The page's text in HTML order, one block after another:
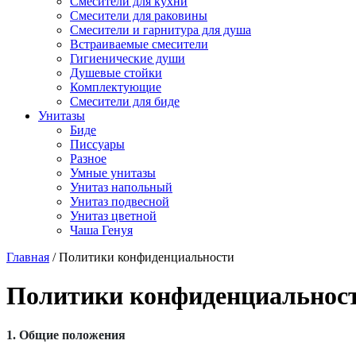
Смесители для раковины
Смесители и гарнитура для душа
Встраиваемые смесители
Гигиенические души
Душевые стойки
Комплектующие
Смесители для биде
Унитазы
Биде
Писсуары
Разное
Умные унитазы
Унитаз напольный
Унитаз подвесной
Унитаз цветной
Чаша Генуя
Главная /Политики конфиденциальности
Политики
1. Общие положения